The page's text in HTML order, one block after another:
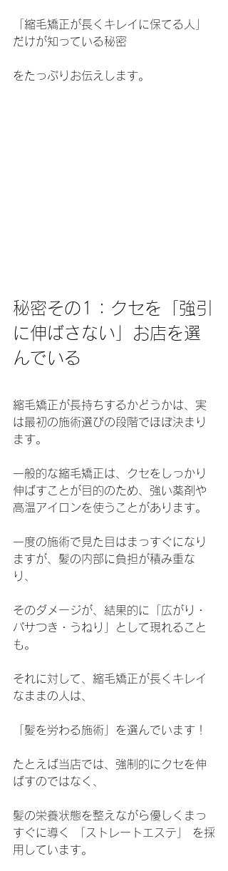
「縮毛矯正が長くキレイに保てる人」
だけが知っている秘密
をたっぷりお伝えします。
秘密その1：クセを「強引
に伸ばさない」お店を選
んでいる
縮毛矯正が長持ちするかどうかは、実
は最初の施術選びの段階でほぼ決まり
ます。
一般的な縮毛矯正は、クセをしっかり
伸ばすことが目的のため、強い薬剤や
高温アイロンを使うことがあります。
一度の施術で見た目はまっすぐになり
ますが、髪の内部に負担が積み重な
り、
そのダメージが、結果的に「広がり・
パサつき・うねり」として現れること
も。
それに対して、縮毛矯正が長くキレイ
なままの人は、
「髪を労わる施術」を選んでいます！
たとえば当店では、強制的にクセを伸
ばすのではなく、
髪の栄養状態を整えながら優しくまっ
すぐに導く 「ストレートエステ」 を採
用しています。